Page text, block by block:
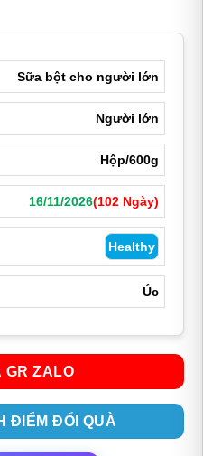
580,000 ₫.là:
520,000 ₫.
Sữa bột cho người lớn
Người lớn
Hộp/600g
16/11/2026(102 Ngày)
Healthy
Úc
GR ZALO
ĐIỂM ĐỔI QUÀ